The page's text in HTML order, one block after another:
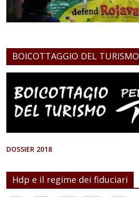
BOICOTTAGGIO DEL TURISMO
DOSSIER 2018
Hdp e il regime dei fiduciari